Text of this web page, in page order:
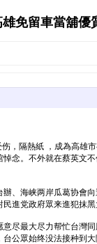
雄免留車當舖優
，隔熱紙 ，成為高
念。不外就在蔡英
、海峡两岸瓜葛协
党政府眾来進犯抹
尽最大尽力帮忙台
公眾始终没法接种到大